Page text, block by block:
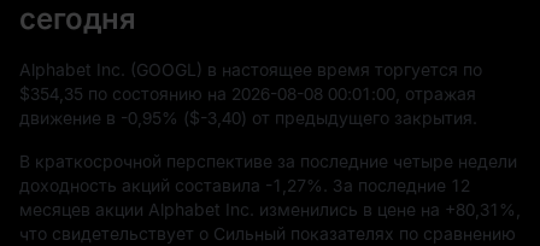
сегодня
Alphabet Inc. (GOOGL) в настоящее время торгуется по
$354,35 по состоянию на 2026-08-08 00:01 :00 , отражая
движение в -0,95% ($-3,40) от предыдущего закрытия.
В краткосрочной перспективе за последние четыре недели
доходность акций составила -1,27% . За последние 12
месяцев акции Alphabet Inc. изменились в цене на +80,31%
что свидетельствует о Сильный показателях по сравнению